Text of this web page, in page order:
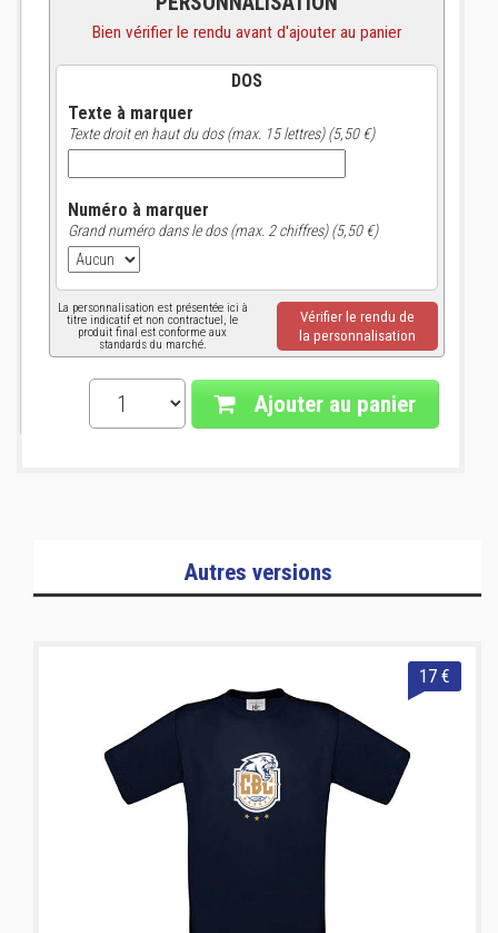
Bien vérifier le rendu avant d'ajouter au panier
DOS
Texte à marquer
Texte droit en haut du dos (max. 15 lettres) (5,50 €)
Numéro à marquer
Grand numéro dans le dos (max. 2 chiffres) (5,50 €)
La personnalisation est présentée ici à
titre indicatif et non contractuel, le
produit final est conforme aux
standards du marché.
Vérifier le rendu de
la personnalisation
Ajouter au panier
Autres versions
17 €